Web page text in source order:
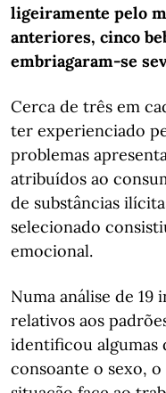
ligeiramente pelo
anteriores, cinco
embriagaram-se
Cerca de três em
ter experienciado
problemas
atribuídos ao
de substâncias
selecionado
emocional.
Numa análise de
relativos aos
identificou algumas
consoante o sexo,